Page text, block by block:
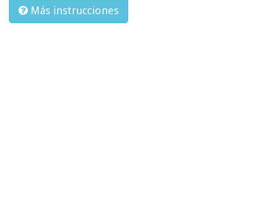
Más instrucciones